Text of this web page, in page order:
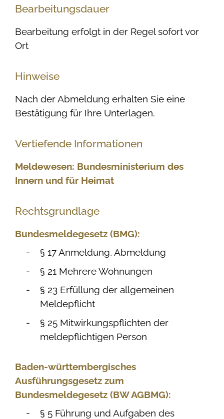
Bearbeitungsdauer
Bearbeitung erfolgt in der Regel sofort vor
Ort
Hinweise
Nach der Abmeldung erhalten Sie eine
Bestätigung für Ihre Unterlagen.
Vertiefende Informationen
Meldewesen: Bundesministerium des
Innern und für Heimat
Rechtsgrundlage
Bundesmeldegesetz (BMG):
§ 17 Anmeldung, Abmeldung
§ 21 Mehrere Wohnungen
§ 23 Erfüllung der allgemeinen
Meldepflicht
§ 25 Mitwirkungspflichten der
meldepflichtigen Person
Baden-württembergisches
Ausführungsgesetz zum
Bundesmeldegesetz (BW AGBMG):
§ 5 Führung und Aufgaben des